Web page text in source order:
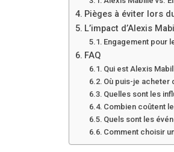
Pièges à éviter lors
L’impact d’Alexis
Engagement pour
FAQ
Qui est Alexis
Où puis-je acheter
Quelles sont les
Combien coûtent
Quels sont les
Comment choisir